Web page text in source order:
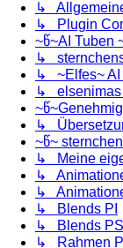
↳
↳ Plugin
~წ~AI Tuben
↳
↳ ~Elfes~ AI
↳ elsenimas
↳
~წ~
↳ Meine
↳
↳
↳ Blends PI
↳ Blends
↳ Rahmen PI